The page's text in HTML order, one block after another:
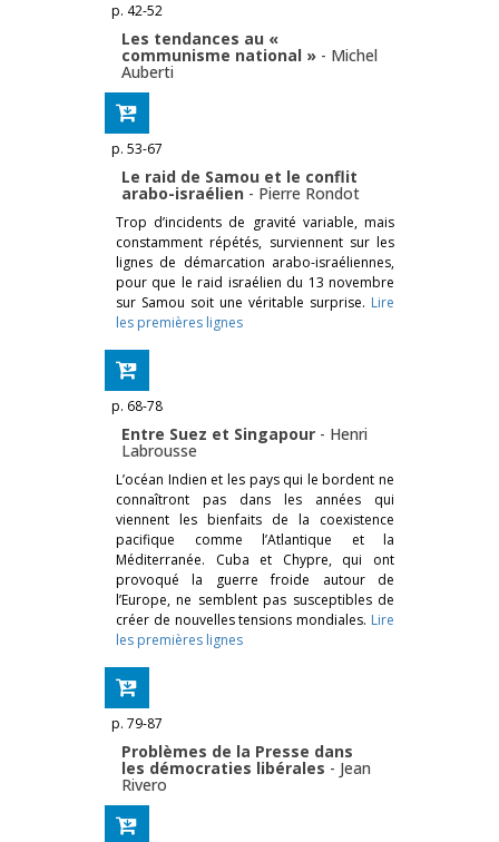
p. 42-52
Les tendances au «
communisme national » - Michel
Auberti
p. 53-67
Le raid de Samou et le conflit
arabo-israélien - Pierre Rondot
Trop d’incidents de gravité variable, mais
constamment répétés, surviennent sur les
lignes de démarcation arabo-israéliennes,
pour que le raid israélien du 13 novembre
sur Samou soit une véritable surprise. Lire
les premières lignes
p. 68-78
Entre Suez et Singapour - Henri
Labrousse
L’océan Indien et les pays qui le bordent ne
connaîtront pas dans les années qui
viennent les bienfaits de la coexistence
pacifique comme l’Atlantique et la
Méditerranée. Cuba et Chypre, qui ont
provoqué la guerre froide autour de
l’Europe, ne semblent pas susceptibles de
créer de nouvelles tensions mondiales. Lire
les premières lignes
p. 79-87
Problèmes de la Presse dans
les démocraties libérales - Jean
Rivero